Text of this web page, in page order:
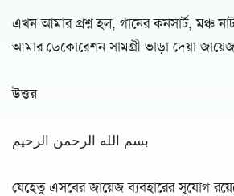
এখন আমার প্রশ্ন হল, গানের কনসার্ট, মঞ্চ
আমার ডেকোরেশন সামগ্রী ভাড়া দেয়া
উত্তর
بسم الله الرحمن الرحيم
যেহেতু এসবের জায়েজ ব্যবহারের সুযোগ